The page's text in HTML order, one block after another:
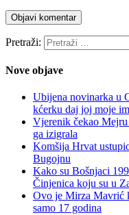
Pretraži:
Nove objave
Ubijena novinarka u
kćerku daj joj moje
Vjerenik čekao Mejru
ga izigrala
Komšija Hrvat
Bugojnu
Kako su Bošnjaci
Činjenica koju su u
Ovo je Mirza Mavrić
samo 17 godina